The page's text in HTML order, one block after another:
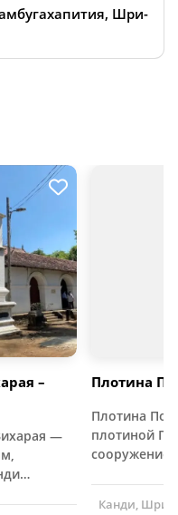
Шри-
–
—
Плотина
Плотина
плотиной
Канди, Шри-